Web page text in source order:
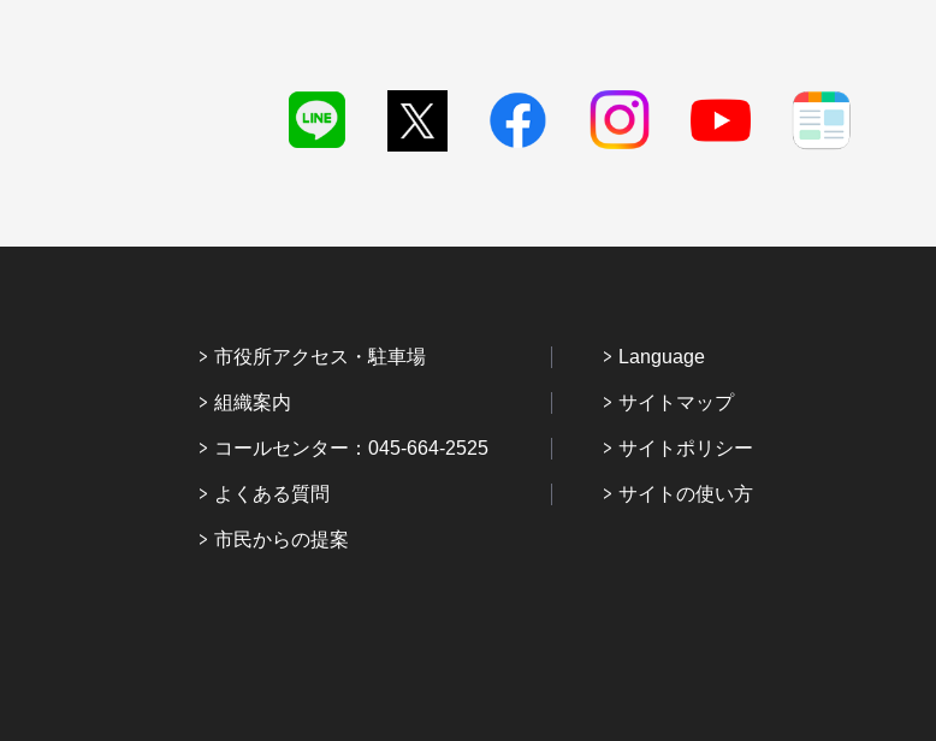
市役所アクセス・駐車場
組織案内
コールセンター：045-664-2525
よくある質問
市民からの提案
Language
サイトマップ
サイトポリシー
サイトの使い方